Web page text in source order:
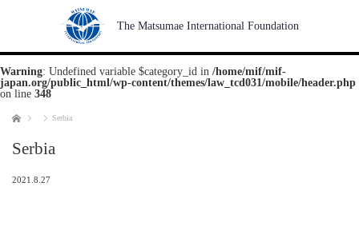
The Matsumae International Foundation
Warning: Undefined variable $category_id in /home/mif/mif-
japan.org/public_html/wp-content/themes/law_tcd031/mobile/header.php
on line 348
Home Serbia
Serbia
2021.8.27